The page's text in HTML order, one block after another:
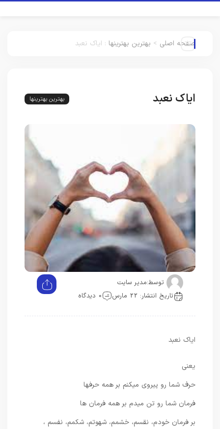
صفحه اصلی > بهترین بهترینها : ایاک نعبد
ایاک نعبد بهترین بهترینها
توسط:مدیر سایت
تاریخ انتشار: 22 مارس
0 دیدگاه
ایاک نعبد
یعنی
حرف شما رو پیروی میکنم بر همه حرفها
فرمان شما رو تن میدم بر همه فرمان ها
بر فرمان خودم، نقسم، خشمم، شهوتم، شکمم، نفسم ،